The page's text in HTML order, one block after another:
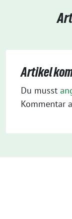
Artikel
Du musst
Kommentar